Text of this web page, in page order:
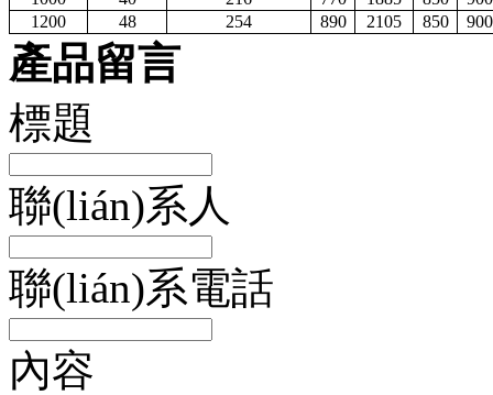
1200
48 254 890 2105 850 900
產品留言
標題
聯(lián)系人
聯(lián)系電話
內容